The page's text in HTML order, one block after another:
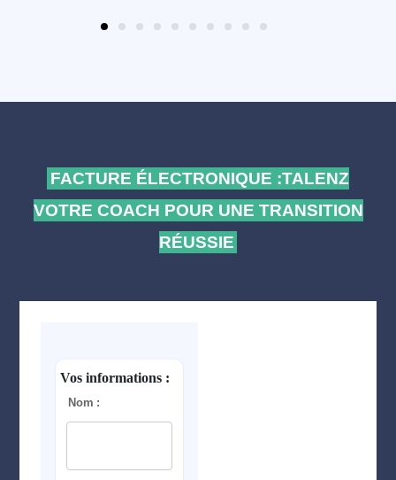
FACTURE ÉLECTRONIQUE :TALENZ
VOTRE COACH POUR UNE TRANSITION
RÉUSSIE